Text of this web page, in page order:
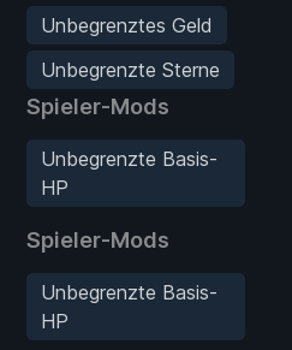
Unbegrenztes Geld
Unbegrenzte Sterne
Spieler-Mods
Unbegrenzte Basis-
HP
Spieler-Mods
Unbegrenzte Basis-
HP